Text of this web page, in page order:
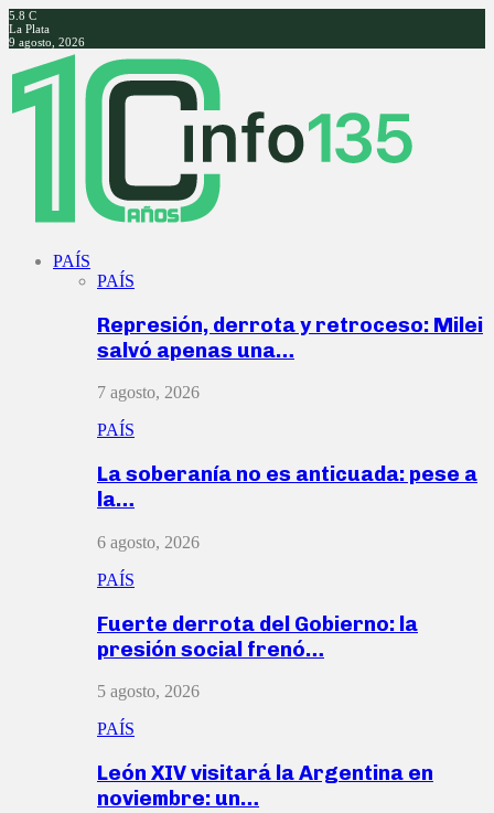
5.8 C
La Plata
9 agosto, 2026
Facebook
Twitter
Instagram
Youtube
PAÍS
PAÍS
Represión, derrota y retroceso: Milei
salvó apenas una…
7 agosto, 2026
PAÍS
La soberanía no es anticuada: pese a
la…
6 agosto, 2026
PAÍS
Fuerte derrota del Gobierno: la
presión social frenó…
5 agosto, 2026
PAÍS
León XIV visitará la Argentina en
noviembre: un…